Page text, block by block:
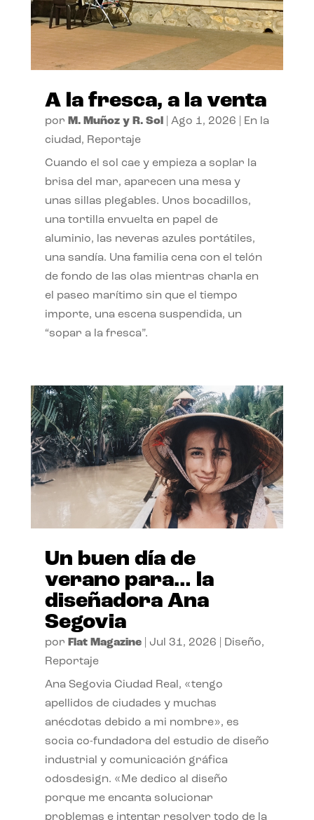
A la fresca, a la venta
por M. Muñoz y R. Sol| Ago 1, 2026
En la
ciudad, Reportaje
Cuando el sol cae y empieza a soplar la
brisa del mar, aparecen una mesa y
unas sillas plegables. Unos bocadillos,
una tortilla envuelta en papel de
aluminio, las neveras azules portátiles,
una sandía. Una familia cena con el telón
de fondo de las olas mientras charla en
el paseo marítimo sin que el tiempo
importe, una escena suspendida, un
“sopar a la fresca”.
Un buen día de
verano para… la
diseñadora Ana
Segovia
por Flat Magazine| Jul 31, 2026 Diseño,
Reportaje
Ana Segovia Ciudad Real, «tengo
apellidos de ciudades y muchas
anécdotas debido a mi nombre», es
socia co-fundadora del estudio de diseño
industrial y comunicación gráfica
odosdesign. «Me dedico al diseño
porque me encanta solucionar
problemas e intentar resolver todo de la